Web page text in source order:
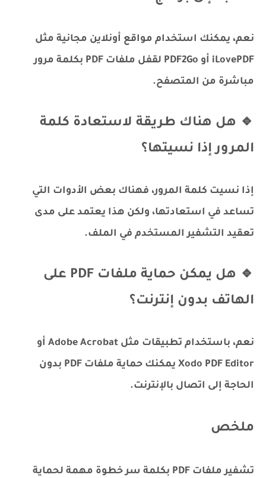
نعم، يمكنك استخدام مواقع أونلاين مجانية مثل
iLovePDF أو PDF2Go لقفل ملفات PDF بكلمة مرور
مباشرة من المتصفح.
🔹 هل هناك طريقة لاستعادة كلمة
المرور إذا نسيتها؟
إذا نسيت كلمة المرور، فهناك بعض الأدوات التي
تساعد في استعادتها، ولكن هذا يعتمد على مدى
تعقيد التشفير المستخدم في الملف.
🔹 هل يمكن حماية ملفات PDF على
الهاتف بدون إنترنت؟
نعم، باستخدام تطبيقات مثل Adobe Acrobat أو
Xodo PDF Editor يمكنك حماية ملفات PDF بدون
الحاجة إلى اتصال بالإنترنت.
ملخص
تشفير ملفات PDF بكلمة سر خطوة مهمة لحماية